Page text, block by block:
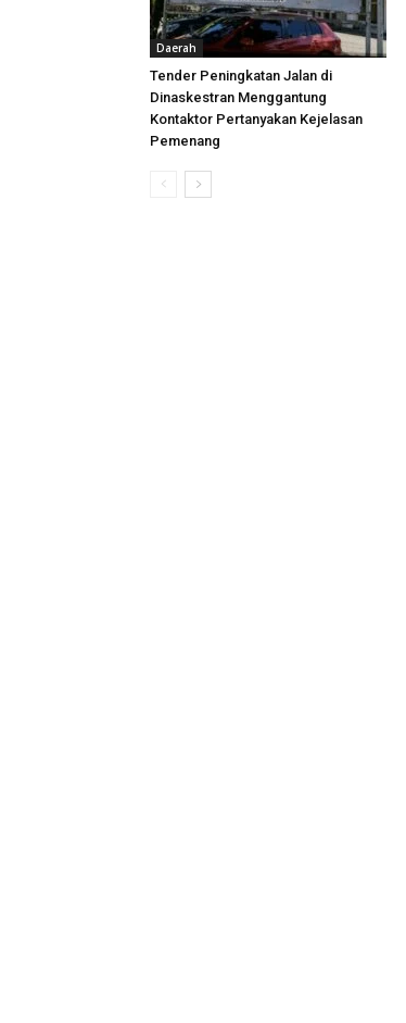
Daerah
Tender Peningkatan Jalan di
Dinaskestran Menggantung
Kontaktor Pertanyakan Kejelasan
Pemenang